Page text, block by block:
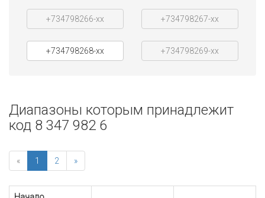
+734798266-xx +734798267-xx
+734798268-xx +734798269-xx
Диапазоны которым принадлежит
код 8 347 982 6
« 1 2 »